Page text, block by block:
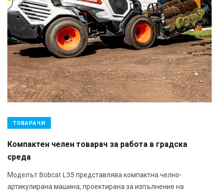
ТОВАРАЧИ
Компактен челен товарач за работа в градска
среда
Моделът Bobcat L35 представлява компактна челно-
артикулирана машина, проектирана за изпълнение на